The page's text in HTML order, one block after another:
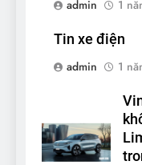
admin
1
Tin xe điện
admin
1